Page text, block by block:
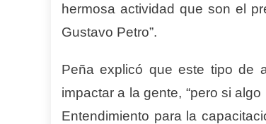
hermosa actividad que son el
Gustavo Petro”.
Peña explicó que este tipo de
impactar a la gente, “pero si
Entendimiento para la